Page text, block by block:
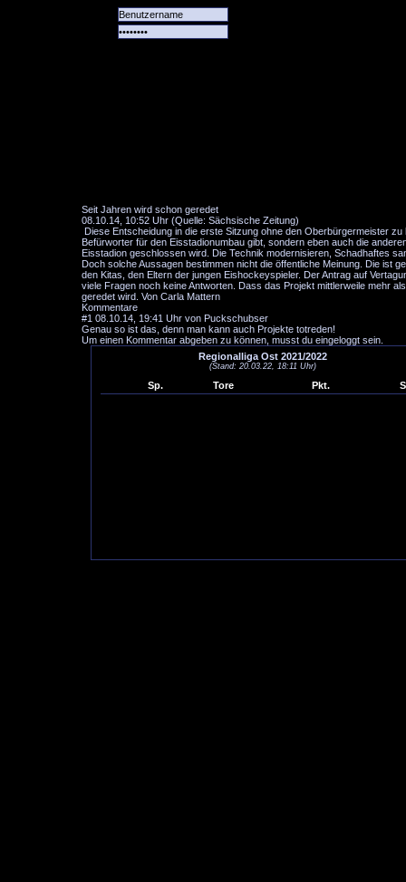
Seit Jahren wird schon geredet
08.10.14, 10:52 Uhr (Quelle: Sächsische Zeitung)
Diese Entscheidung in die erste Sitzung ohne den Oberbürgermeister
Befürworter für den Eisstadionumbau gibt, sondern eben auch die
Eisstadion geschlossen wird. Die Technik modernisieren, Schadhaftes
Doch solche Aussagen bestimmen nicht die öffentliche Meinung. Die ist
den Kitas, den Eltern der jungen Eishockeyspieler. Der Antrag auf
viele Fragen noch keine Antworten. Dass das Projekt mittlerweile mehr
geredet wird. Von Carla Mattern
Kommentare
#1 08.10.14, 19:41 Uhr von Puckschubser
Genau so ist das, denn man kann auch Projekte totreden!
Um einen Kommentar abgeben zu können, musst du eingeloggt sein.
Regionalliga Ost 2021/2022
(Stand: 20.03.22, 18:11 Uhr)
Sp. Tore Pkt.